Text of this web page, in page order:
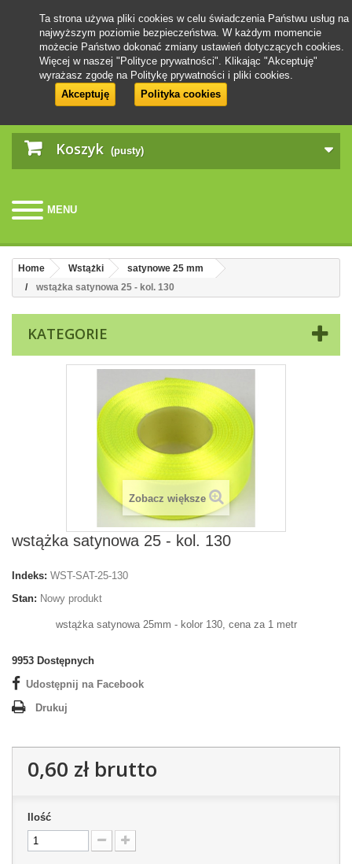
Koszyk (pusty)
MENU
Ta strona używa pliki cookies w celu świadczenia Państwu usług na
najwyższym poziomie bezpieczeństwa. W każdym momencie
możecie Państwo dokonać zmiany ustawień dotyczących cookies.
Więcej w naszej "Polityce prywatności". Klikając "Akceptuję"
wyrażasz zgodę na Politykę prywatności i pliki cookies.
Akceptuję
Polityka cookies
Home Wstążki
satynowe 25 mm
wstążka satynowa 25 - kol. 130
KATEGORIE
Zobacz większe
wstążka satynowa 25 - kol. 130
Indeks: WST-SAT-25-130
Stan: Nowy produkt
wstążka satynowa 25mm - kolor 130, cena za 1 metr
9953 Dostępnych
Udostępnij na Facebook
Drukuj
0,60 złbrutto
Ilość